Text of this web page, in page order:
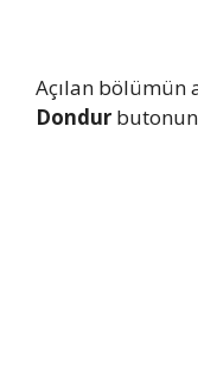
Açılan bölümün
Dondur